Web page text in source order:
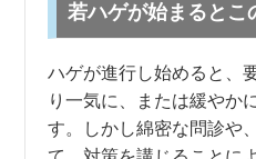
若ハゲが始まるとこ
ハゲが進行し始めると、
り一気に、または緩やか
す。しかし綿密な問診や